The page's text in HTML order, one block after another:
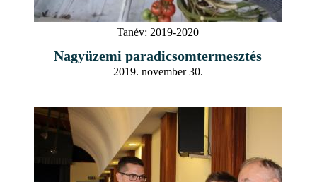
Tanév: 2019-2020
Nagyüzemi paradicsomtermesztés
2019. november 30.